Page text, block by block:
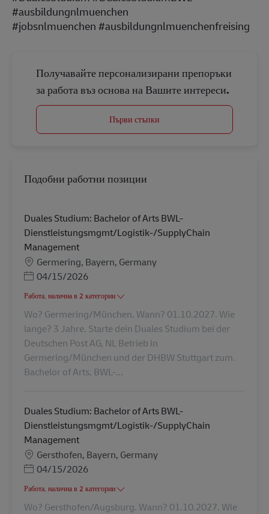
#ausbildungnlmuenchen
#jobsnlmuenchen #ausbildungnlmuenchenfreising
Получавайте персонализирани препоръки
за работа въз основа на Вашите интереси.
Първи стъпки
Подобни работни позиции
Duales Studium: Bachelor of Arts BWL-
Dienstleistungsmgmt/Logistik-/SupplyChain
Management
Местоположение
Germering, Bayern, Germany
Posted Date
04/15/2026
Работа, налична в 2 категории
Wo? Germering/München. Wann? 01.10.2027. Wie
lange? 3 Jahre. Starte dein Duales Studium bei der
Deutschen Post AG, NL Betrieb in
Germering/München und der DHBW Stuttgart zum.
Bachelor of Arts, BWL-...
Duales Studium: Bachelor of Arts BWL-
Dienstleistungsmgmt/Logistik-/SupplyChain
Management
Местоположение
Gersthofen, Bayern, Germany
Posted Date
04/15/2026
Работа, налична в 2 категории
Wo? Gersthofen/Augsburg. Wann? 01.10.2027. Wie